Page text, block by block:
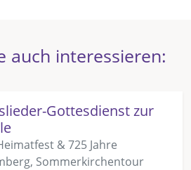
auch interessieren:
Gottesdienst zur
& 725 Jahre
Sommerkirchentour